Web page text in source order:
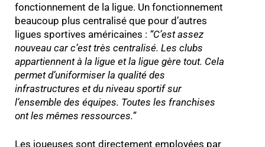
fonctionnement de la ligue. Un fonctionnement
beaucoup plus centralisé que pour d’autres
ligues sportives américaines : “C’est assez
nouveau car c’est très centralisé. Les clubs
appartiennent à la ligue et la ligue gère tout. Cela
permet d’uniformiser la qualité des
infrastructures et du niveau sportif sur
l’ensemble des équipes. Toutes les franchises
ont les mêmes ressources.”
Les joueuses sont directement employées par